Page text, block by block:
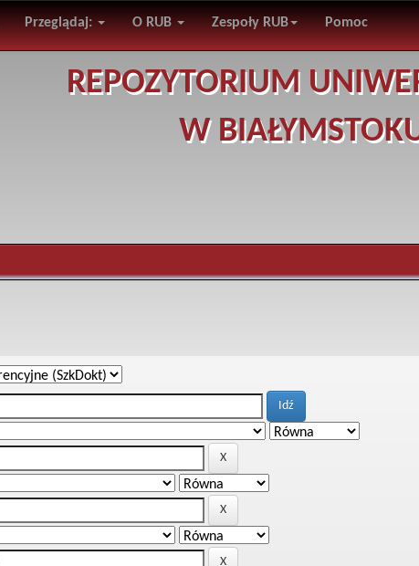
Przeglądaj: O RUB Zespoły RUB Pomoc
REPOZYTORIUM
W